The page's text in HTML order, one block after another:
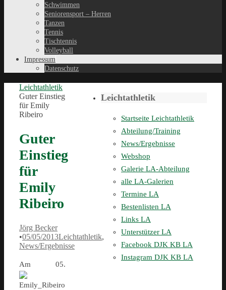
Schwimmen
Seniorensport – Herren
Tanzen
Tennis
Tischtennis
Volleyball
Impressum
Datenschutz
Leichtathletik
Guter Einstieg
für Emily
Ribeiro
Guter
Einstieg
für
Emily
Ribeiro
Jörg Becker
•05/05/2013Leichtathletik,
News/Ergebnisse
Am 05.
Leichtathletik
Startseite Leichtathletik
Abteilung/Training
News/Ergebnisse
Webshop
Galerie LA-Abteilung
alle LA-Galerien
Termine LA
Bestenlisten LA
Links LA
Unterstützer LA
Facebook DJK KB LA
Instagram DJK KB LA